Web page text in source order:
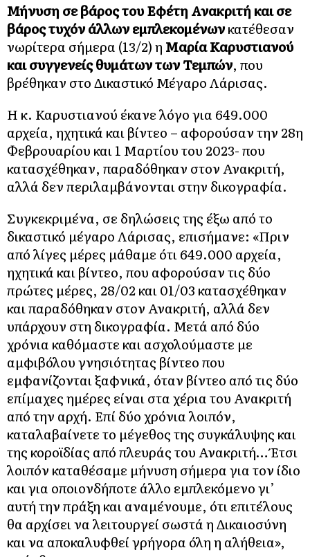
Μήνυση σε βάρος του Εφέτη Ανακριτή και σε
βάρος τυχόν άλλων εμπλεκομένωνκατέθεσαν
νωρίτερα σήμερα (13/2) η Μαρία Καρυστιανού
και συγγενείς θυμάτων των Τεμπών, που
βρέθηκαν στο Δικαστικό Μέγαρο Λάρισας.
Η κ. Καρυστιανού έκανε λόγο για 649.000
αρχεία, ηχητικά και βίντεο – αφορούσαν την 28η
Φεβρουαρίου και 1 Μαρτίου του 2023- που
κατασχέθηκαν, παραδόθηκαν στον Ανακριτή,
αλλά δεν περιλαμβάνονται στην δικογραφία.
Συγκεκριμένα, σε δηλώσεις της έξω από το
δικαστικό μέγαρο Λάρισας, επισήμανε: «Πριν
από λίγες μέρες μάθαμε ότι 649.000 αρχεία,
ηχητικά και βίντεο, που αφορούσαν τις δύο
πρώτες μέρες, 28/02 και 01/03 κατασχέθηκαν
και παραδόθηκαν στον Ανακριτή, αλλά δεν
υπάρχουν στη δικογραφία. Μετά από δύο
χρόνια καθόμαστε και ασχολούμαστε με
αμφιβόλου γνησιότητας βίντεο που
εμφανίζονται ξαφνικά, όταν βίντεο από τις δύο
επίμαχες ημέρες είναι στα χέρια του Ανακριτή
από την αρχή. Επί δύο χρόνια λοιπόν,
καταλαβαίνετε το μέγεθος της συγκάλυψης και
της κοροϊδίας από πλευράς του Ανακριτή… Έτσι
λοιπόν καταθέσαμε μήνυση σήμερα για τον ίδιο
και για οποιονδήποτε άλλο εμπλεκόμενο γι’
αυτή την πράξη και αναμένουμε, ότι επιτέλους
θα αρχίσει να λειτουργεί σωστά η Δικαιοσύνη
και να αποκαλυφθεί γρήγορα όλη η αλήθεια»,